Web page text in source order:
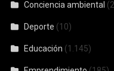
Conciencia ambiental
Deporte (10)
Educación (1.145)